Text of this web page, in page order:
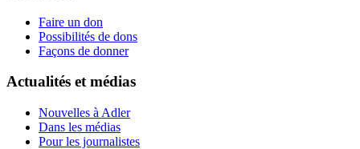
Faire un don
Possibilités de dons
Façons de donner
Actualités et médias
Nouvelles à Adler
Dans les médias
Pour les journalistes